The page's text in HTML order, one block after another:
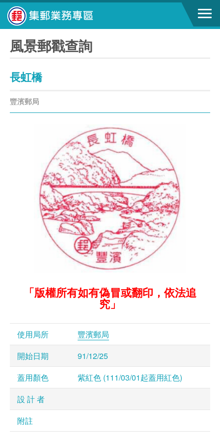
風景郵戳查詢
長虹橋
豐濱郵局
「版權所有如有偽冒或翻印，依法追
究」
使用局所
豐濱郵局
開始日期
91/12/25
蓋用顏色
紫紅色 (111/03/01起蓋用紅色)
設 計 者
附註